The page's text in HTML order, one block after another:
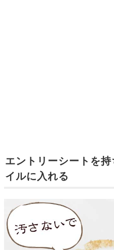
エントリーシートを
イルに入れる